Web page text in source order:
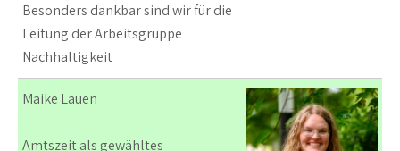
Besonders dankbar sind wir für die
Leitung der Arbeitsgruppe
Nachhaltigkeit
Maike Lauen
Amtszeit als gewähltes